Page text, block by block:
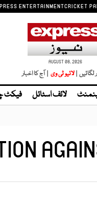
ENTERTAINMENTCRICKET
AUGUST 08, 2026
لگائیں | | آج کا اخبار
لائف اسٹائل فیکٹ